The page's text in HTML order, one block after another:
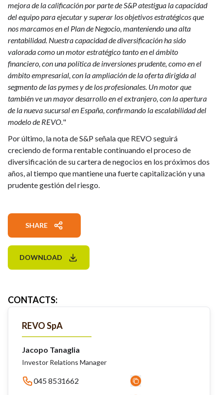
mejora de la calificación por parte de S&P atestigua la capacidad
del equipo para ejecutar y superar los objetivos estratégicos que
nos marcamos en el Plan de Negocio, manteniendo una alta
rentabilidad. Nuestra capacidad de diversificación ha sido
valorada como un motor estratégico tanto en el ámbito
financiero, con una política de inversiones prudente, como en el
ámbito empresarial, con la ampliación de la oferta dirigida al
segmento de las pymes y de los profesionales. Un motor que
también ve un mayor desarrollo en el extranjero, con la apertura
de la nueva sucursal en España, confirmando la escalabilidad del
modelo de REVO."
Por último, la nota de S&P señala que REVO seguirá
creciendo de forma rentable continuando el proceso de
diversificación de su cartera de negocios en los próximos dos
años, al tiempo que mantiene una fuerte capitalización y una
prudente gestión del riesgo.
SHARE
DOWNLOAD
CONTACTS:
REVO SpA
Jacopo Tanaglia
Investor Relations Manager
045 8531662